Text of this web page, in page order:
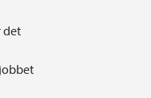
det